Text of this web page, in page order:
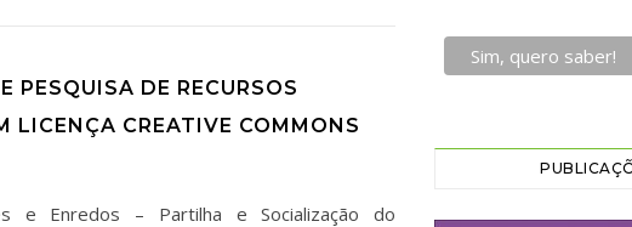
PESQUISA DE RECURSOS
LICENÇA CREATIVE COMMONS
e Enredos – Partilha e Socialização do